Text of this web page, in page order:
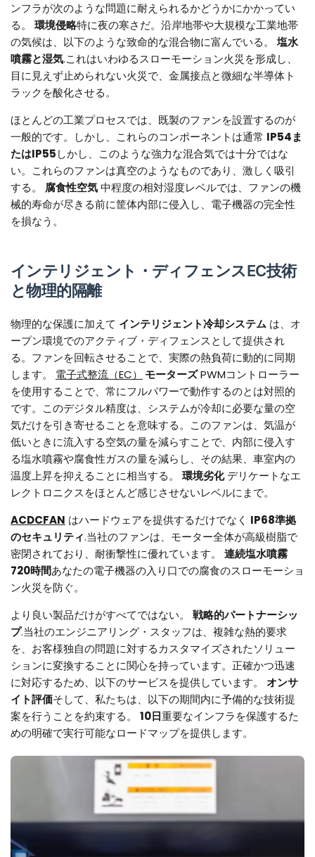
ンフラが次のような問題に耐えられるかどうかにかかってい
る。 環境侵略特に夜の寒さだ。沿岸地帯や大規模な工業地帯
の気候は、以下のような致命的な混合物に富んでいる。塩水
噴霧と湿気.これはいわゆるスローモーション火災を形成し、
目に見えず止められない火災で、金属接点と微細な半導体ト
ラックを酸化させる。
ほとんどの工業プロセスでは、既製のファンを設置するのが
一般的です。しかし、これらのコンポーネントは通常 IP54ま
たはIP55しかし、このような強力な混合気では十分ではな
い。これらのファンは真空のようなものであり、激しく吸引
する。 腐食性空気中程度の相対湿度レベルでは、ファンの機
械的寿命が尽きる前に筐体内部に侵入し、電子機器の完全性
を損なう。
インテリジェント・ディフェンスEC技術
と物理的隔離
物理的な保護に加えて インテリジェント冷却システム は、オ
ープン環境でのアクティブ・ディフェンスとして提供され
る。ファンを回転させることで、実際の熱負荷に動的に同期
します。 電子式整流（EC） モーターズPWMコントローラー
を使用することで、常にフルパワーで動作するのとは対照的
です。このデジタル精度は、システムが冷却に必要な量の空
気だけを引き寄せることを意味する。このファンは、気温が
低いときに流入する空気の量を減らすことで、内部に侵入す
る塩水噴霧や腐食性ガスの量を減らし、その結果、車室内の
温度上昇を抑えることに相当する。 環境劣化デリケートなエ
レクトロニクスをほとんど感じさせないレベルにまで。
ACDCFAN はハードウェアを提供するだけでなく IP68準拠
のセキュリティ.当社のファンは、モーター全体が高級樹脂で
密閉されており、耐衝撃性に優れています。 連続塩水噴霧
720時間あなたの電子機器の入り口での腐食のスローモーショ
ン火災を防ぐ。
より良い製品だけがすべてではない。 戦略的パートナーシッ
プ.当社のエンジニアリング・スタッフは、複雑な熱的要求
を、お客様独自の問題に対するカスタマイズされたソリュー
ションに変換することに関心を持っています。正確かつ迅速
に対応するため、以下のサービスを提供しています。 オンサ
イト評価そして、私たちは、以下の期間内に予備的な技術提
案を行うことを約束する。 10日重要なインフラを保護するた
めの明確で実行可能なロードマップを提供します。